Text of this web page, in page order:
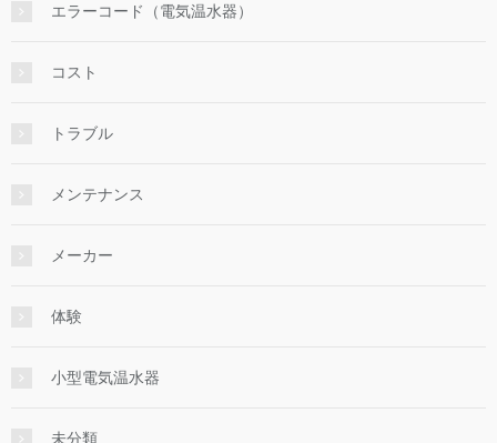
エラーコード（電気温水器）
コスト
トラブル
メンテナンス
メーカー
体験
小型電気温水器
未分類